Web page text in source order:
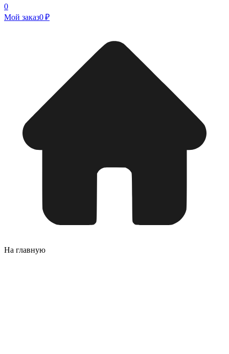
0
Мой заказ0 ₽
На главную